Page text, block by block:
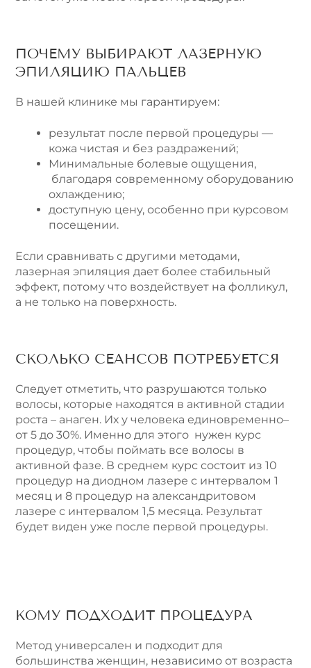
ПОЧЕМУ ВЫБИРАЮТ ЛАЗЕРНУЮ
ЭПИЛЯЦИЮ ПАЛЬЦЕВ
В нашей клинике мы гарантируем:
результат после первой процедуры —
кожа чистая и без раздражений;
Минимальные болевые ощущения,
благодаря современному оборудованию
охлаждению;
доступную цену, особенно при курсовом
посещении.
Если сравнивать с другими методами,
лазерная эпиляция дает более стабильный
эффект, потому что воздействует на фолликул,
а не только на поверхность.
СКОЛЬКО СЕАНСОВ ПОТРЕБУЕТСЯ
Следует отметить, что разрушаются только
волосы, которые находятся в активной стадии
роста – анаген. Их у человека единовременно–
от 5 до 30%. Именно для этого нужен курс
процедур, чтобы поймать все волосы в
активной фазе. В среднем курс состоит из 10
процедур на диодном лазере с интервалом 1
месяц и 8 процедур на александритовом
лазере с интервалом 1,5 месяца. Результат
будет виден уже после первой процедуры.
КОМУ ПОДХОДИТ ПРОЦЕДУРА
Метод универсален и подходит для
большинства женщин, независимо от возраста